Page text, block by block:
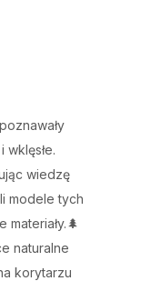
wiedzę
modele tych
naturalne
korytarzu